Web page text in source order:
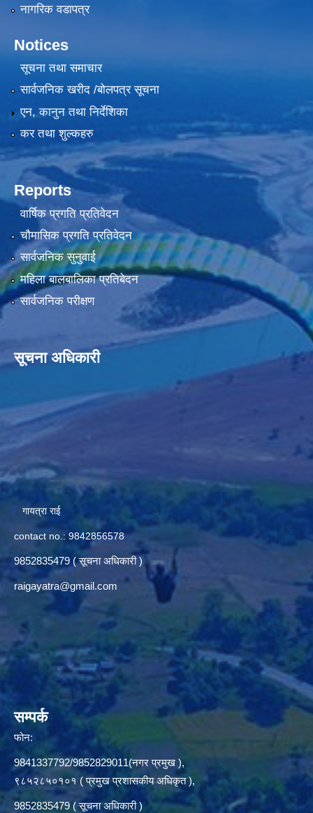
नागरिक वडापत्र
Notices
सूचना तथा समाचार
सार्वजनिक खरीद /बोलपत्र सूचना
एन, कानुन तथा निर्देशिका
कर तथा शुल्कहरु
Reports
वार्षिक प्रगति प्रतिवेदन
चौमासिक प्रगति प्रतिवेदन
सार्वजनिक सुनुवाई
महिला बालबालिका प्रतिबेदन
सार्वजनिक परीक्षण
सूचना अधिकारी
गायत्रा राई
contact no.: 9842856578
9852835479 ( सूचना अधिकारी )
raigayatra@gmail.com
सम्पर्क
फोन:
9841337792/9852829011(नगर प्रमुख ),
९८५२८५०१०१ ( प्रमुख प्रशासकीय अधिकृत ),
9852835479 ( सूचना अधिकारी )